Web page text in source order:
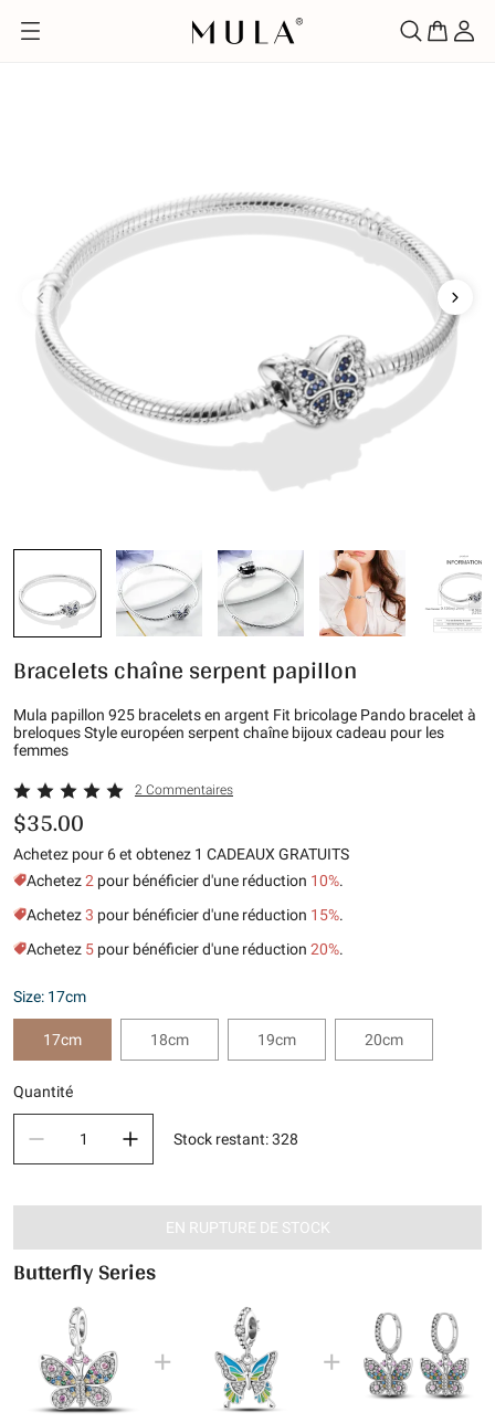
Bracelets chaîne serpent papillon
Mula papillon 925 bracelets en argent Fit bricolage Pando bracelet à
breloques Style européen serpent chaîne bijoux cadeau pour les
femmes
2 Commentaires
$35.00
Achetez pour 6 et obtenez 1 CADEAUX GRATUITS
Achetez2 pour bénéficier d'une réduction 10%.
Achetez3 pour bénéficier d'une réduction 15%.
Achetez 5 pour bénéficier d'une réduction 20%.
Size: 17cm
17cm 18cm 19cm 20cm
Quantité
Stock restant:328
EN RUPTURE DE STOCK
Butterfly Series